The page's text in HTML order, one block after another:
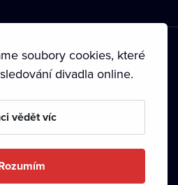
soukromí • Zásady používání
práva•
soubory cookies, které
divadla online.
vědět víc